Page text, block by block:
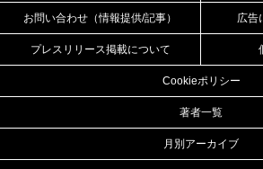
お問い合わせ（情報提供/記事） 広告
プレスリリース掲載について
Cookieポリシー
著者一覧
月別アーカイブ